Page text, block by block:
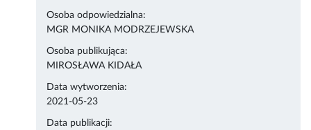
Osoba odpowiedzialna:
MGR MONIKA MODRZEJEWSKA
Osoba publikująca:
MIROSŁAWA KIDAŁA
Data wytworzenia:
2021-05-23
Data publikacji: